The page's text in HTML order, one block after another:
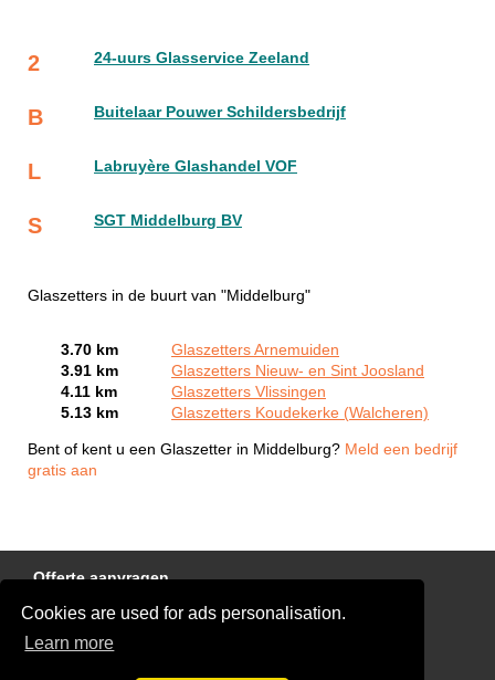
Cookies are used for ads personalisation.
Learn more
2 24-uurs Glasservice Zeeland
B Buitelaar Pouwer Schildersbedrijf
L Labruyère Glashandel VOF
S SGT Middelburg BV
Glaszetters in de buurt van "Middelburg"
3.70 km
Glaszetters Arnemuiden
3.91 km
Glaszetters Nieuw- en Sint Joosland
4.11 km
Glaszetters Vlissingen
5.13 km
Glaszetters Koudekerke (Walcheren)
Bent of kent u een Glaszetter in Middelburg? Meld een bedrijf
gratis aan
Offerte aanvragen
Links
Disclaimer